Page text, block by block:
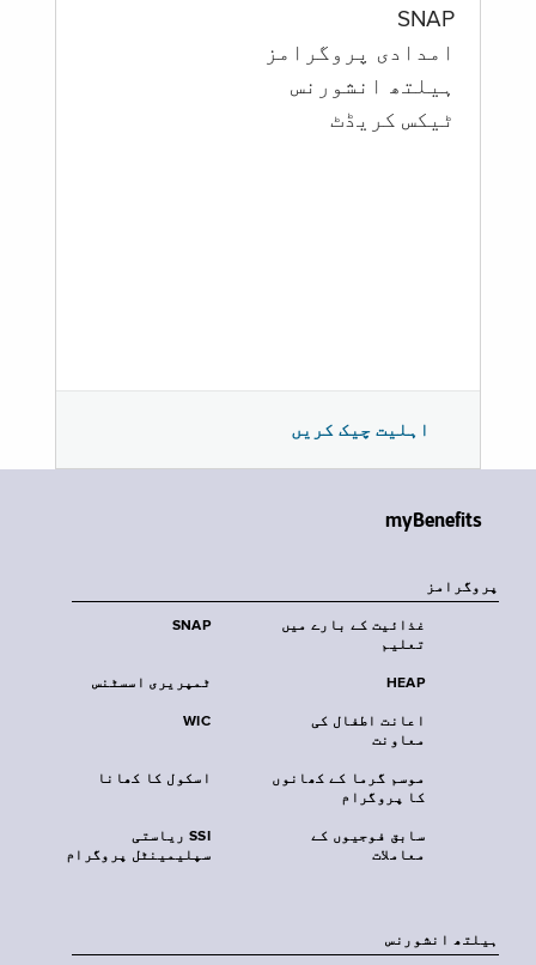
SNAP
امدادی پروگرامز
‏ہیلتھ انشورنس
ٹیکس کریڈٹ
اہلیت چیک کریں
myBenefits
پروگرامز
SNAP
غذائیت کے بارے میں
تعلیم
ٹمپریری اسسٹنس HEAP
WIC
اعانت اطفال کی
معاونت
اسکول کا کھانا
موسم گرما کے کھانوں
کا پروگرام
SSI ریاستی
سپلیمینٹل پروگرام
سابق فوجیوں کے
معاملات
‏ہیلتھ انشورنس